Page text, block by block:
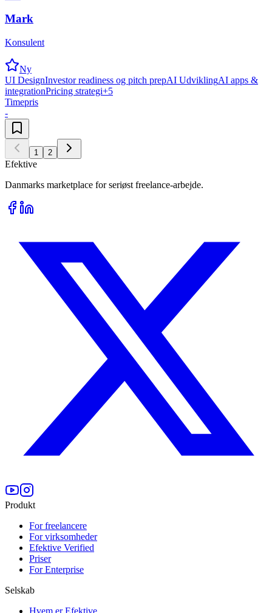
Mark
Konsulent
Ny
UI DesignInvestor readiness og pitch prepAI UdviklingAI apps &
integrationPricing strategi+5
Timepris
-
1 2
Efektive
Danmarks marketplace for seriøst freelance-arbejde.
Produkt
For freelancere
For virksomheder
Efektive Verified
Priser
For Enterprise
Selskab
Hvem er Efektive